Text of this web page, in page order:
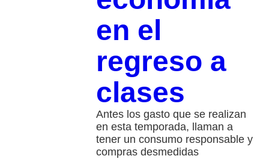
en el
regreso a
clases
Antes los gasto que se realizan
en esta temporada, llaman a
tener un consumo responsable y
compras desmedidas